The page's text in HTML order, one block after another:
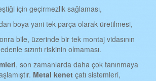
ÇATI
ÇATI
ÇATI
için geçirmezlik sağlaması,
boya yani tek parça olarak üretilmesi,
bile, üzerinde bir tek montaj vidasının
sızıntı riskinin olmaması.
, son zamanlarda daha çok tanınmaya
Metal kenetçatı sistemleri,